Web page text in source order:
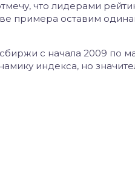
что лидерами
примера оставим
с начала 2009 по
индекса, но